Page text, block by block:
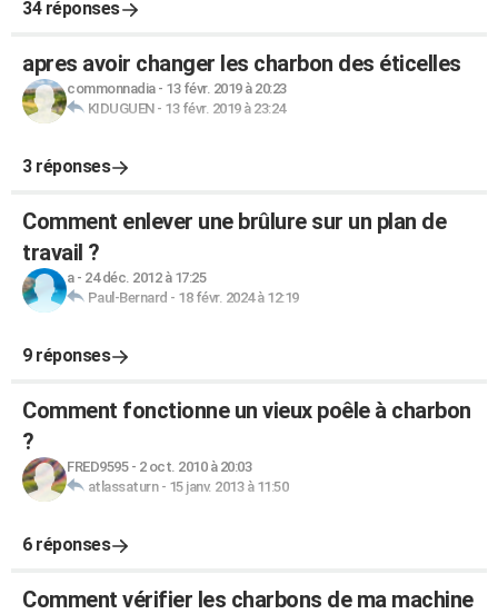
34 réponses
apres avoir changer les charbon des éticelles
commonnadia- 13 févr. 2019 à 20:23
KIDUGUEN- 13 févr. 2019 à 23:24
3 réponses
Comment enlever une brûlure sur un plan de
travail ?
a- 24 déc. 2012 à 17:25
Paul-Bernard - 18 févr. 2024 à 12:19
9 réponses
Comment fonctionne un vieux poêle à charbon
?
FRED9595- 2 oct. 2010 à 20:03
atlassaturn- 15 janv. 2013 à 11:50
6 réponses
Comment vérifier les charbons de ma machine